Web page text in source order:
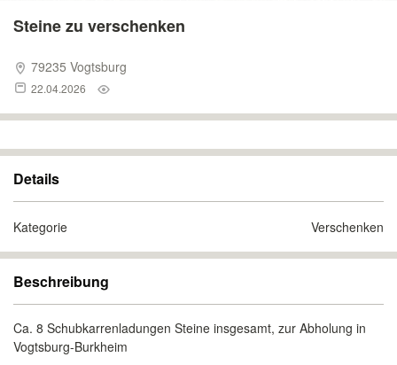
Steine zu verschenken
79235 Vogtsburg
22.04.2026
Details
Kategorie Verschenken
Beschreibung
Ca. 8 Schubkarrenladungen Steine insgesamt, zur Abholung in
Vogtsburg-Burkheim